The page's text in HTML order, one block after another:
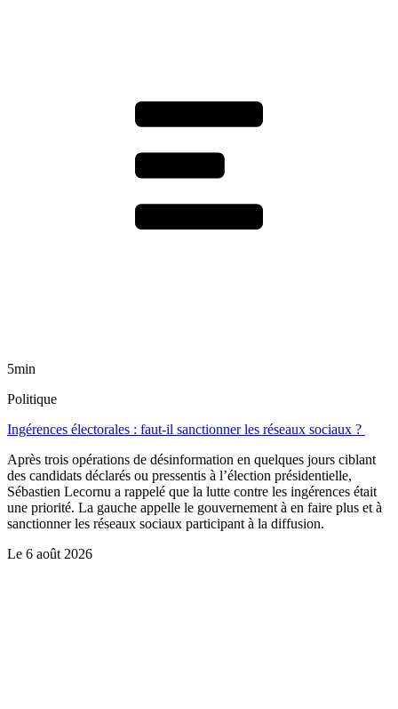
5min
Politique
Ingérences électorales : faut-il sanctionner les réseaux sociaux ?
Après trois opérations de désinformation en quelques jours ciblant
des candidats déclarés ou pressentis à l’élection présidentielle,
Sébastien Lecornu a rappelé que la lutte contre les ingérences était
une priorité. La gauche appelle le gouvernement à en faire plus et à
sanctionner les réseaux sociaux participant à la diffusion.
Le 6 août 2026